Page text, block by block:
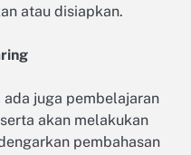
atau disiapkan.
juga pembelajaran
akan melakukan
pembahasan